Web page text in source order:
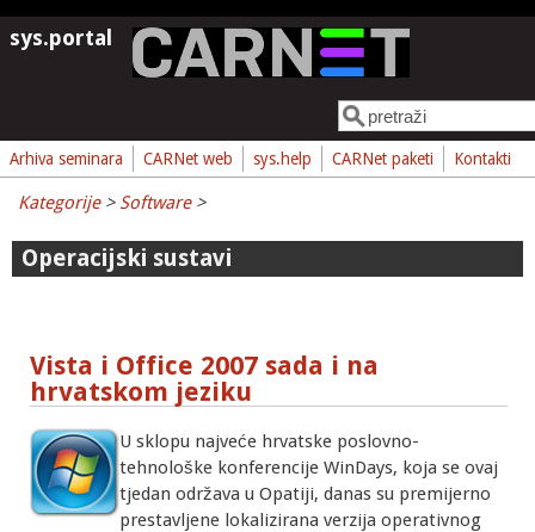
Skoči na glavni sadržaj
sys.portal
Obrazac pretrage
Pretraga
Arhiva seminara CARNet web sys.help CARNet paketi Kontakti
Kategorije> Software>
Operacijski sustavi
Vista i Office 2007 sada i na
hrvatskom jeziku
U sklopu najveće hrvatske poslovno-
tehnološke konferencije WinDays, koja se ovaj
tjedan održava u Opatiji, danas su premijerno
prestavljene lokalizirana verzija operativnog